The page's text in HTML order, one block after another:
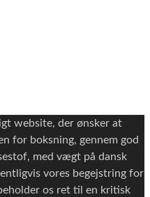
website, der ønsker at
for boksning, gennem god
med vægt på dansk
vores begejstring for
os ret til en kritisk